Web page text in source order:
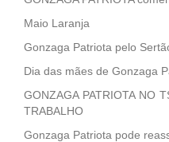
Maio Laranja
Gonzaga Patriota pelo
Dia das mães de Gonzaga
GONZAGA PATRIOTA NO
TRABALHO
Gonzaga Patriota pode